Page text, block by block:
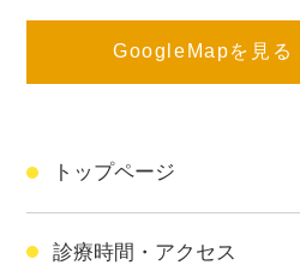
GoogleMapを見る
トップページ
診療時間・アクセス